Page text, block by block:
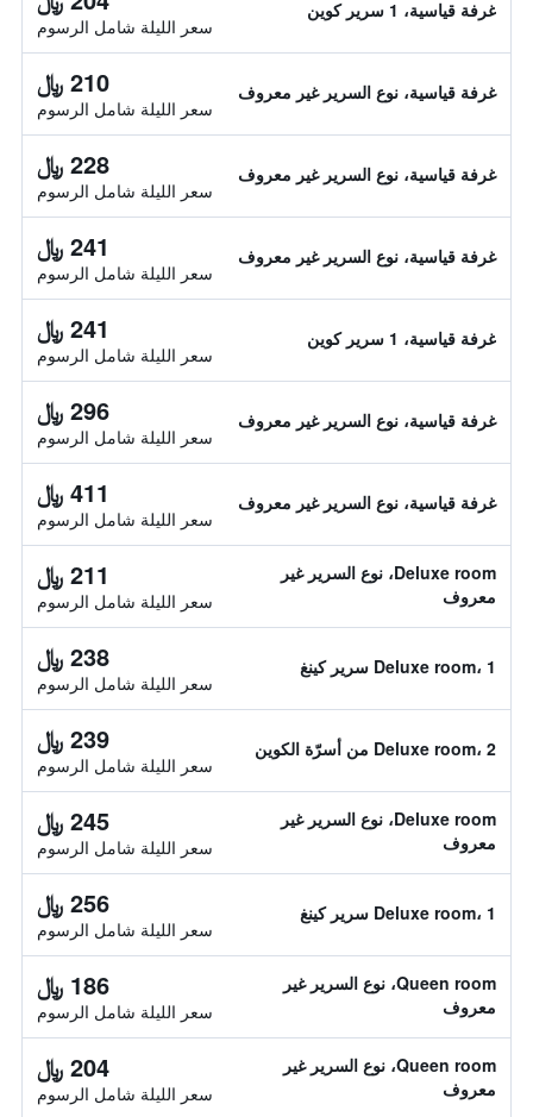
غرفة قياسية، 1 سرير كوين
سعر الليلة شامل الرسوم
غرفة قياسية، نوع السرير غير معروف 210 ﷼
سعر الليلة شامل الرسوم
غرفة قياسية، نوع السرير غير معروف 228 ﷼
سعر الليلة شامل الرسوم
غرفة قياسية، نوع السرير غير معروف 241 ﷼
سعر الليلة شامل الرسوم
غرفة قياسية، 1 سرير كوين 241 ﷼
سعر الليلة شامل الرسوم
غرفة قياسية، نوع السرير غير معروف 296 ﷼
سعر الليلة شامل الرسوم
غرفة قياسية، نوع السرير غير معروف 411 ﷼
سعر الليلة شامل الرسوم
Deluxe room، نوع السرير غير
معروف
211 ﷼
سعر الليلة شامل الرسوم
Deluxe room، 1 سرير كينغ 238 ﷼
سعر الليلة شامل الرسوم
Deluxe room، 2 من أسرّة الكوين 239 ﷼
سعر الليلة شامل الرسوم
Deluxe room، نوع السرير غير
معروف
245 ﷼
سعر الليلة شامل الرسوم
Deluxe room، 1 سرير كينغ 256 ﷼
سعر الليلة شامل الرسوم
Queen room، نوع السرير غير
معروف
186 ﷼
سعر الليلة شامل الرسوم
Queen room، نوع السرير غير
معروف
204 ﷼
سعر الليلة شامل الرسوم